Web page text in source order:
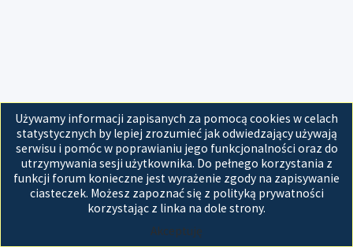
Używamy informacji zapisanych za pomocą cookies w celach
statystycznych by lepiej zrozumieć jak odwiedzający używają
serwisu i pomóc w poprawianiu jego funkcjonalności oraz do
utrzymywania sesji użytkownika. Do pełnego korzystania z
funkcji forum konieczne jest wyrażenie zgody na zapisywanie
ciasteczek. Możesz zapoznać się z polityką prywatności
korzystając z linka na dole strony.
Akceptuję